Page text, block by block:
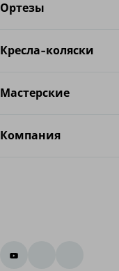
Ортезы
Кресла-коляски
Мастерские
Компания